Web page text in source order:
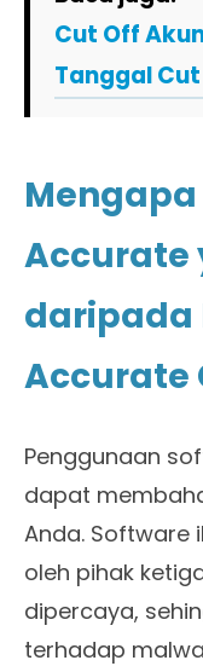
Cut Off
Tanggal
Accurate
daripada
Accurate
Penggunaan
dapat
Anda. Software
oleh pihak
dipercaya,
terhadap